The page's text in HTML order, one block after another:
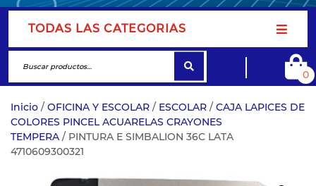
TODAS LAS CATEGORIAS
0
Inicio / OFICINA Y ESCOLAR / ESCOLAR / CAJA LAPICES DE
COLORES PINCEL ACUARELAS CRAYONES
TEMPERA / PINTURA E SIMBALION 36C LATA
4710609300321